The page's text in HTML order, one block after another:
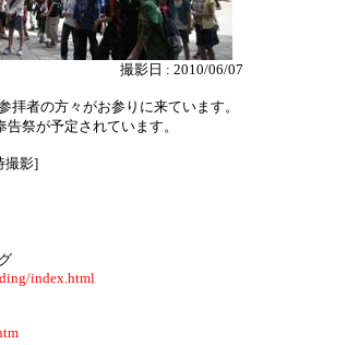
撮影日 : 2010/06/07
拝者の方々がお参りに来ています。
祭が予定されています。
撮影]
index.html